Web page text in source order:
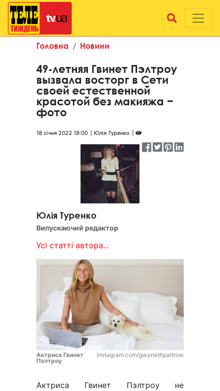
Головна Новини
49-летняя Гвинет Пэлтроу
вызвала восторг в Сети
своей естественной
красотой без макияжа −
фото
18 січня 2022 19:00 Юлія Туренко
Юлія Туренко
Випускаючий редактор
Усі статті автора...
Актриса Гвинет
Пэлтроу
instagram.com/gwynethpaltrow
Актриса Гвинет Пэлтроу не